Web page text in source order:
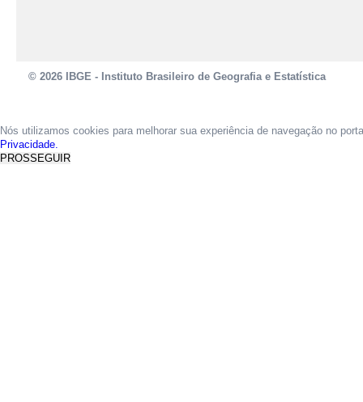
© 2026 IBGE - Instituto Brasileiro de Geografia e Estatística
Nós utilizamos cookies para melhorar sua experiência de navegação no
Privacidade.
PROSSEGUIR